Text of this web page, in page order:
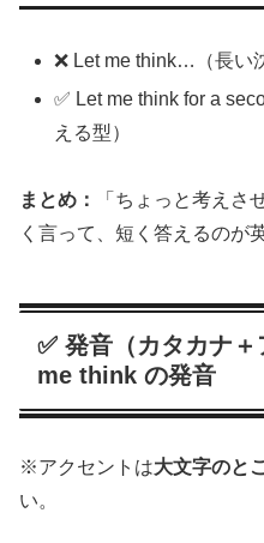
❌ Let me think…（長い
✅ Let me think for a
える型）
まとめ：
「ちょっと考えさ
く言って、短く答えるのが
✅ 発音（カタカナ
me think の発音
※アクセントは大文字のと
い。